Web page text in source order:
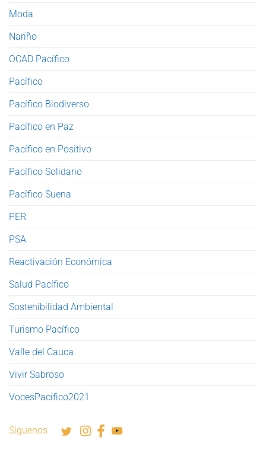
Moda
Nariño
OCAD Pacífico
Pacífico
Pacífico Biodiverso
Pacífico en Paz
Pacífico en Positivo
Pacífico Solidario
Pacífico Suena
PER
PSA
Reactivación Económica
Salud Pacífico
Sostenibilidad Ambiental
Turismo Pacífico
Valle del Cauca
Vivir Sabroso
VocesPacífico2021
Síguenos